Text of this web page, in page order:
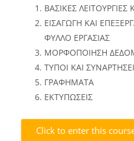
ΒΑΣΙΚΕΣ ΛΕΙΤΟΥΡΓΙΕΣ
ΕΙΣΑΓΩΓΗ ΚΑΙ
ΦΥΛΛΟ ΕΡΓΑΣΙΑΣ
ΜΟΡΦΟΠΟΙΗΣΗ
ΤΥΠΟΙ ΚΑΙ
ΓΡΑΦΗΜΑΤΑ
ΕΚΤΥΠΩΣΕΙΣ
Click to enter this